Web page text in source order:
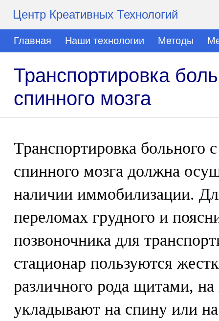
Центр Креативных Технологий
Главная Наши технологии Методы
Транспортировка
спинного мозга
Транспортировка больного
спинного мозга должна
наличии иммобилизации.
переломах грудного и
позвоночника для
стационар пользуются
различного рода щитами,
укладывают на спину или